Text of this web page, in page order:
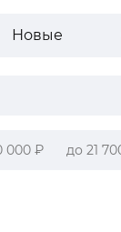
Новые